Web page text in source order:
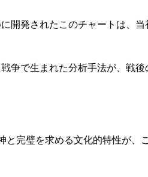
発されたこのチャートは、当
争で生まれた分析手法が、戦
完璧を求める文化的特性が、